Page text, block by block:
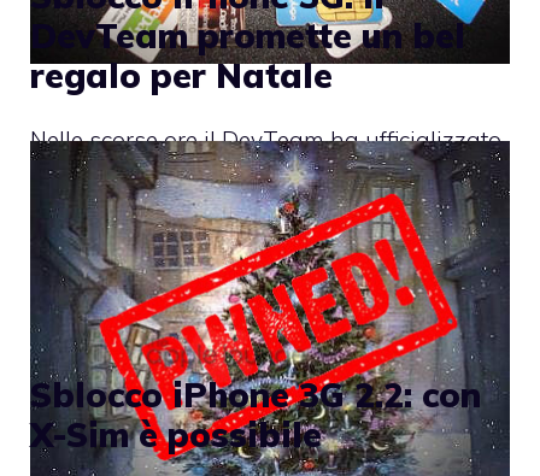
Nelle scorse ore il DevTeam ha ufficializzato
il “regalo di Natale” che avevamo
estrapolato dai
DevTeam promette un bel
regalo per Natale
Sblocco iPhone 3G 2.2: con
X-Sim è possibile